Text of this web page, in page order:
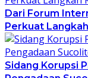
Dari Forum
Perkuat
Sidang Korupsi